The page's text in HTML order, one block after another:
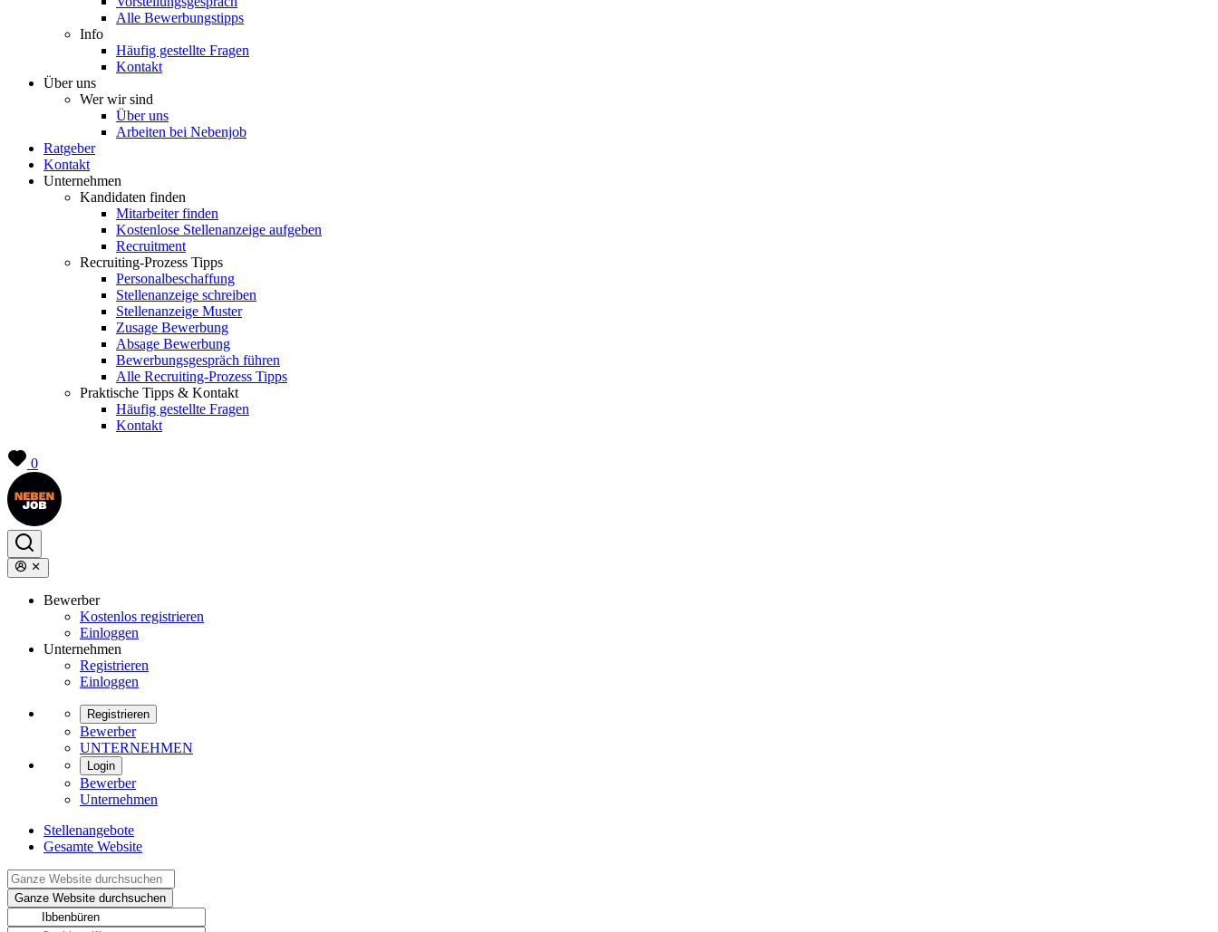
Alle Bewerbungstipps
Info
Häufig gestellte Fragen
Kontakt
Über uns
Wer wir sind
Über uns
Arbeiten bei Nebenjob
Ratgeber
Kontakt
Unternehmen
Kandidaten finden
Mitarbeiter finden
Kostenlose Stellenanzeige aufgeben
Recruitment
Recruiting-Prozess Tipps
Personalbeschaffung
Stellenanzeige schreiben
Stellenanzeige Muster
Zusage Bewerbung
Absage Bewerbung
Bewerbungsgespräch führen
Alle Recruiting-Prozess Tipps
Praktische Tipps & Kontakt
Häufig gestellte Fragen
Kontakt
0
Bewerber
Kostenlos registrieren
Einloggen
Unternehmen
Registrieren
Einloggen
Registrieren
Bewerber
UNTERNEHMEN
Login
Bewerber
Unternehmen
Stellenangebote
Gesamte Website